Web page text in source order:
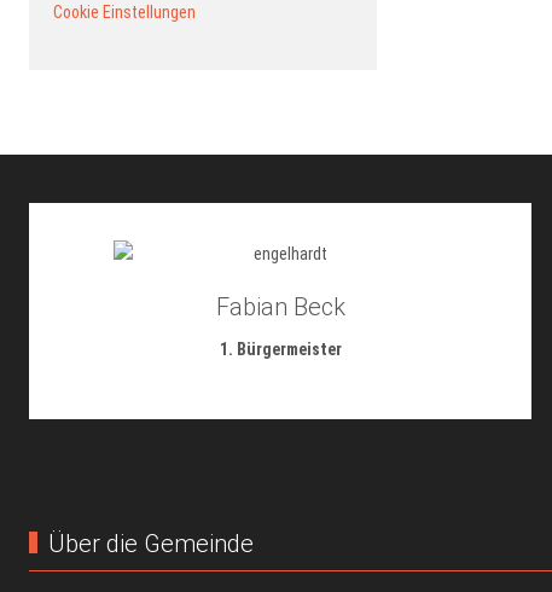
Cookie Einstellungen
Fabian Beck
1. Bürgermeister
Über die Gemeinde